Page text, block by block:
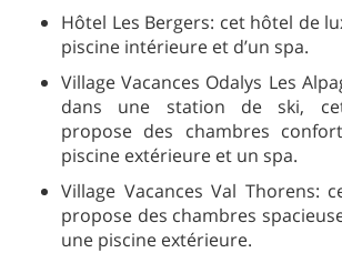
Hôtel Les Bergers: cet hôtel de
piscine intérieure et d’un spa.
Village Vacances Odalys Les
dans une station de ski,
propose des chambres
piscine extérieure et un spa.
Village Vacances Val Thorens:
propose des chambres
une piscine extérieure.